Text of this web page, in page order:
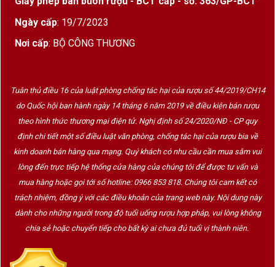
chắn
Gam màu xanh navy chủ đạo, kết hợp họa tiết
Thiết kế hộp đơn chai gọn gàng, dễ trưng bày
và vận chuyển
Tổng thể hộp quà mang lại cảm giáclịch sự –
trang nhã – cao cấp , phù hợp với các dịp biếu
tặng mang tính ngoại giao, kinh doanh và gia đình.
4. Cantine Paradiso – Thương Hiệu Rượu Vang
Danh Tiếng Từ Ý
tiếng đến từ vùng
Ngày cấp: 19/7/2023
Nơi cấp: BỘ CÔNG THƯƠNG
Tuân thủ điều 16 của luật phòng chống tác hại của rượu số 44/2019/CH14
do Quốc hội ban hành ngày 14 tháng 6 năm 2019 về điều kiện bán rượu
theo hình thức thương mại điện tử. Nghị định số 24/2020/NĐ - CP quy
định chi tiết một số điều luật văn phòng, chống tác hại của rượu bia về
kinh doanh bán hàng qua mạng. Quý khách có nhu cầu cần mua sắm vui
lòng đến trực tiếp hệ thống cửa hàng của chúng tôi để được tư vấn và
mua hàng hoặc gọi tới số hotline: 0966 853 818. Chúng tôi cam kết có
trách nhiệm, đồng ý với các điều khoản của trang web này. Nội dung này
dành cho những người trong độ tuổi uống rượu hợp pháp, vui lòng không
chia sẻ hoặc chuyển tiếp cho bất kỳ ai chưa đủ tuổi vị thành niên.